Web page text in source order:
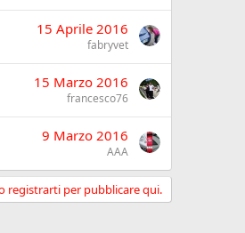
15 Aprile 2016
fabryvet
15 Marzo 2016
francesco76
9 Marzo 2016
AAA
registrarti per pubblicare qui.